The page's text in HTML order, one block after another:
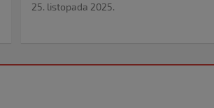
25. listopada 2025.